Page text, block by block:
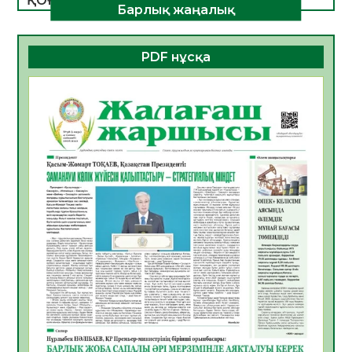
ДАМУЫНЫҢ НЕГІЗІ
06.08.2026
50 0
ҚҰРЫЛТАЙ САЙЛАУЫ – БОЛАШАҚҚА
06.08.2026
Инфекциялық ауруларға қарсы иммундау
жұмыстарының тиімділігі
06.08.2026
54
Көкжөтел ауруы туралы
06.08.2026
52
АПВ вакцинасы туралы мәлімет
06.08.2026
51
Open Air: Қызылорда облысы полиция
департаменті 20 мыңнан астам
көрерменнің қауіпсіздігін қамтамасыз етті
Барлық жаңалық
PDF нұсқа